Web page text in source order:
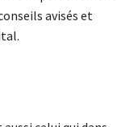
avisés et